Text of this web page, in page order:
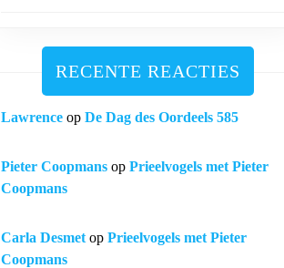
RECENTE REACTIES
Lawrence op De Dag des Oordeels 585
Pieter Coopmans op Prieelvogels met Pieter
Coopmans
Carla Desmet op Prieelvogels met Pieter
Coopmans